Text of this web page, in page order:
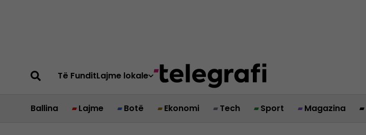
Të FunditLajme lokale
Ballina Lajme Botë Ekonomi Tech Sport Magazina